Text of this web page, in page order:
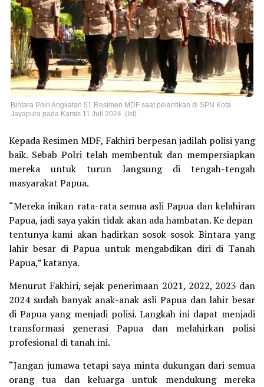
Bintara Polri Angkatan 51 Resimen MDF saat pelantikan di SPN Kota
Jayapura pada Kamis 11 Juli 2024. (Ist)
Kepada Resimen MDF, Fakhiri berpesan jadilah polisi yang
baik. Sebab Polri telah membentuk dan mempersiapkan
mereka untuk turun langsung di tengah-tengah
masyarakat Papua.
“Mereka inikan rata-rata semua asli Papua dan kelahiran
Papua, jadi saya yakin tidak akan ada hambatan. Ke depan
tentunya kami akan hadirkan sosok-sosok Bintara yang
lahir besar di Papua untuk mengabdikan diri di Tanah
Papua,” katanya.
Menurut Fakhiri, sejak penerimaan 2021, 2022, 2023 dan
2024 sudah banyak anak-anak asli Papua dan lahir besar
di Papua yang menjadi polisi. Langkah ini dapat menjadi
transformasi generasi Papua dan melahirkan polisi
profesional di tanah ini.
“Jangan jumawa tetapi saya minta dukungan dari semua
orang tua dan keluarga untuk mendukung mereka